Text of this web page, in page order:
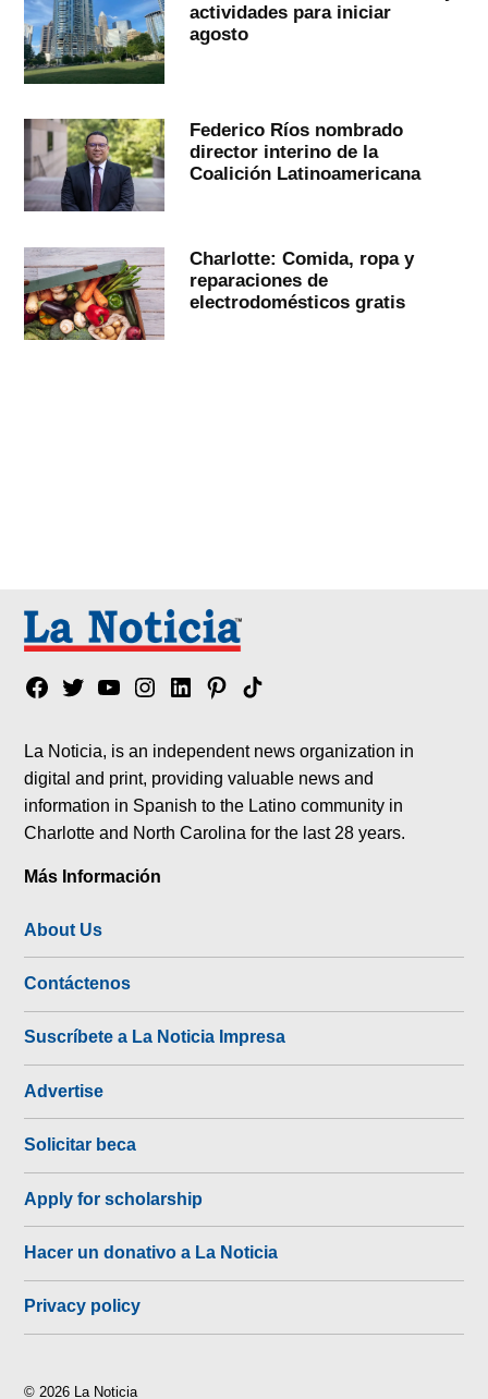
actividades para iniciar
agosto
Federico Ríos nombrado
director interino de la
Coalición Latinoamericana
Charlotte: Comida, ropa y
reparaciones de
electrodomésticos gratis
Facebook
TwitterYouTubeInstagram
LinkedinPinterest
Tik
La Noticia, is an independent news organization in
digital and print, providing valuable news and
information in Spanish to the Latino community in
Charlotte and North Carolina for the last 28 years.
Más Información
About Us
Contáctenos
Suscríbete a La Noticia Impresa
Advertise
Solicitar beca
Apply for scholarship
Hacer un donativo a La Noticia
Privacy policy
© 2026 La Noticia